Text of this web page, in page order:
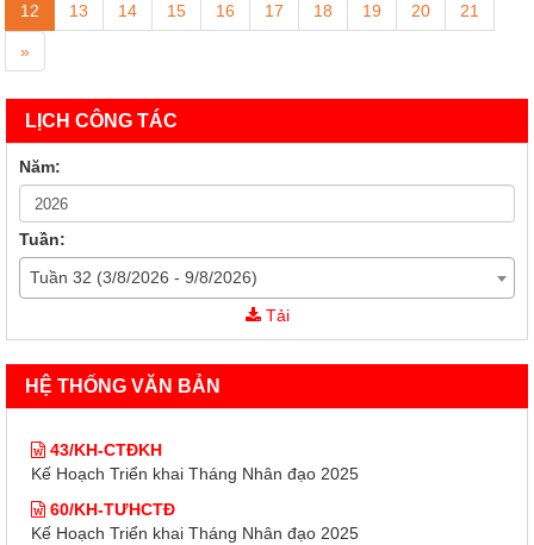
12 13 14 15 16 17 18 19 20 21
»
LỊCH CÔNG TÁC
Năm:
Tuần:
Tuần 32 (3/8/2026 - 9/8/2026)
Tải
HỆ THỐNG VĂN BẢN
60/KH-TƯHCTĐ
Kế Hoạch Triển khai Tháng Nhân đạo 2025
43/KH-CTĐKH
Kế Hoạch Triển khai Tháng Nhân đạo 2025
60/KH-TƯHCTĐ
Kế Hoạch Triển khai Tháng Nhân đạo 2025